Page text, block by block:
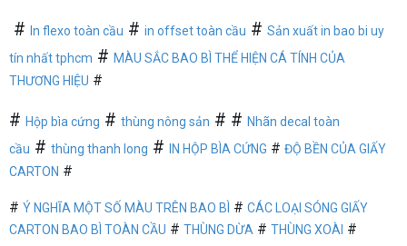
# In flexo toàn cầu # in offset toàn cầu # Sản xuất in bao bi uy
tín nhất tphcm # MÀU SẮC BAO BÌ THỂ HIỆN CÁ TÍNH CỦA
THƯƠNG HIỆU #
# Hộp bìa cứng # thùng nông sản # # Nhãn decal toàn
cầu # thùng thanh long # IN HỘP BÌA CỨNG # ĐỘ BỀN CỦA GIẤY
CARTON #
# Ý NGHĨA MỘT SỐ MÀU TRÊN BAO BÌ # CÁC LOẠI SÓNG GIẤY
CARTON BAO BÌ TOÀN CẦU # THÙNG DỪA # THÙNG XOÀI #